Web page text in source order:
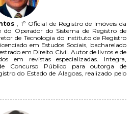
, 1º Oficial de Registro de Imóveis da
do Operador do Sistema de Registro de
de Tecnologia do Instituto de Registro
em Estudos Sociais, bacharelado
em Direito Civil. Autor de livros e de
em revistas especializadas. Integra,
Concurso Público para outorga de
do Estado de Alagoas, realizado pelo